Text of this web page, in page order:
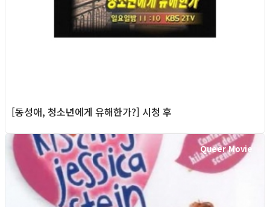
[동성애, 청소년에게 유해한가?] 시청 후
Queer Movie